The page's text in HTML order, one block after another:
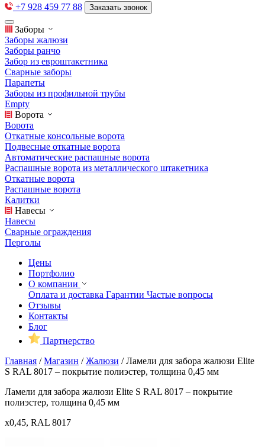
+7 928 459 77 88 Заказать звонок
Заборы
Заборы жалюзи
Заборы ранчо
Забор из евроштакетника
Сварные заборы
Парапеты
Заборы из профильной трубы
Empty
Ворота
Ворота
Откатные консольные ворота
Подвесные откатные ворота
Автоматические распашные ворота
Распашные ворота из металлического штакетника
Откатные ворота
Распашные ворота
Калитки
Навесы
Навесы
Сварные ограждения
Перголы
Цены
Портфолио
О компании
Оплата и доставка Гарантии Частые вопросы
Отзывы
Контакты
Блог
Партнерство
Главная /Магазин /Жалюзи /Ламели для забора жалюзи Elite
S RAL 8017 – покрытие полиэстер, толщина 0,45 мм
Ламели для забора жалюзи Elite S RAL 8017 – покрытие
полиэстер, толщина 0,45 мм
x0,45, RAL 8017